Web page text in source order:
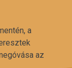
a
az